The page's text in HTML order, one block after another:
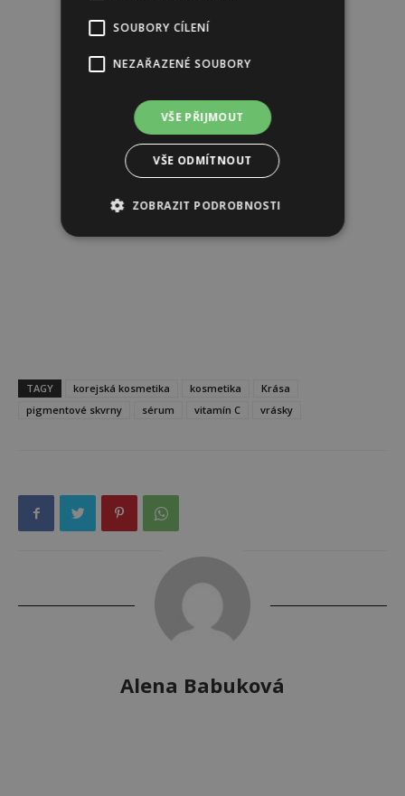
TAGY korejská kosmetika kosmetika
Krása
pigmentové skvrny
sérum vitamín C vrásky
Alena Babuková
SOUBORY CÍLENÍ
NEZAŘAZENÉ SOUBORY
VŠE PŘIJMOUT
VŠE ODMÍTNOUT
ZOBRAZIT PODROBNOSTI